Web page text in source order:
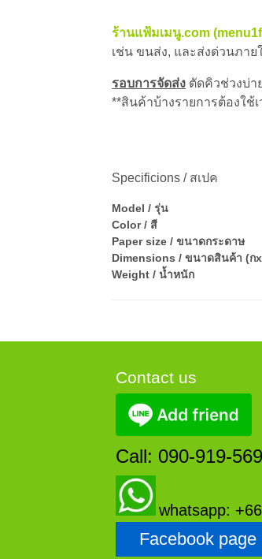
ร้านแฟ้มเมนู.com
เช่น ขนส่ง, และส่งด่วนภาย
รอบการจัดส่ง ตัดคิวช่วงบ่า
**สินค้าบ้างรายการต้องใช้
Specificions / สเปค
Model / รุ่น
Color / สี
Paper size / ขนาดกระดาษ
Dimensions / ขนาดสินค้า (ก
Weight / น้ำหนัก
Contact us
Call: 090-919-
whatsapp:
Facebook page